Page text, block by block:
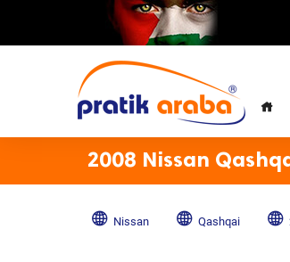
2008 Nissan
Nissan Qashqai